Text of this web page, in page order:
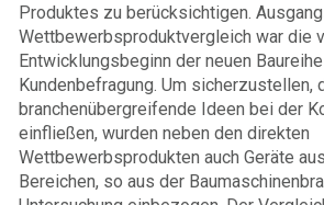
Produktes zu berücksichtigen.
Wettbewerbsproduktvergleich war die
Entwicklungsbeginn der neuen
Kundenbefragung. Um sicherzustellen,
branchenübergreifende Ideen bei der
einfließen, wurden neben den direkten
Wettbewerbsprodukten auch Geräte
Bereichen, so aus der